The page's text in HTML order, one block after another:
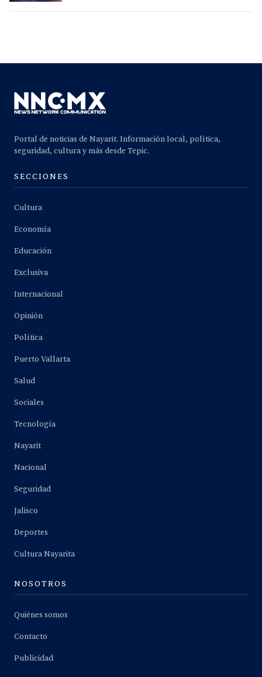
Portal de noticias de Nayarit. Información local, política,
seguridad, cultura y más desde Tepic.
SECCIONES
Cultura
Economía
Educación
Exclusiva
Internacional
Opinión
Política
Puerto Vallarta
Salud
Sociales
Tecnología
Nayarit
Nacional
Seguridad
Jalisco
Deportes
Cultura Nayarita
NOSOTROS
Quiénes somos
Contacto
Publicidad